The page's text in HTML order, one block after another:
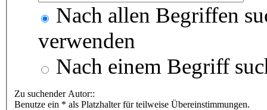
Nach allen Begriffen
verwenden
Nach einem Begriff
Zu suchender Autor::
Benutze ein * als Platzhalter für teilweise Übereinstimmungen.